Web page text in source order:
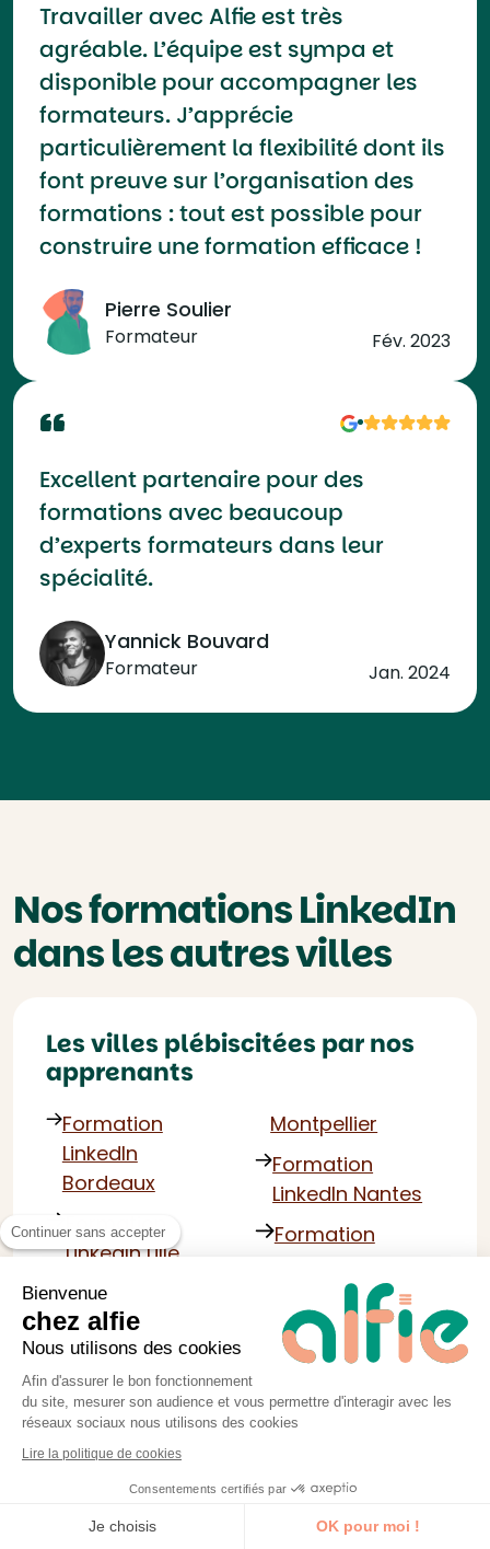
Travailler avec Alfie est très
agréable. L’équipe est sympa et
disponible pour accompagner les
formateurs. J’apprécie
particulièrement la flexibilité dont ils
font preuve sur l’organisation des
formations : tout est possible pour
construire une formation efficace !
Pierre Soulier
Formateur Fév. 2023
Excellent partenaire pour des
formations avec beaucoup
d’experts formateurs dans leur
spécialité.
Yannick Bouvard
Formateur Jan. 2024
Nos formations LinkedIn
dans les autres villes
Les villes plébiscitées par nos
apprenants
Formation
LinkedIn
Bordeaux
Formation
LinkedIn Lille
Formation
LinkedIn Lyon
Formation
LinkedIn Marseille
Formation
LinkedIn
Montpellier
Formation
LinkedIn Nantes
Formation
Formation
LinkedIn Paris
LinkedIn
Strasbourg
Continuer sans accepter
Bienvenue
chez alfie
Nous utilisons des cookies
Afin d'assurer le bon fonctionnement
du site, mesurer son audience et vous permettre d'interagir avec les
réseaux sociaux nous utilisons des cookies
Lire la politique de cookies
Consentements certifiés par
Je choisis OK pour moi !